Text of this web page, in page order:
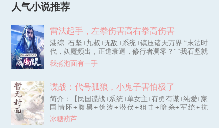
人气小说推荐
雷法起手，左拳伤害高右拳高伤害
港综+石坚+九叔+无敌+系统+镇压诸天万界 “末法时
代，妖魔频出，正道衰退，修行者凋零？” “我石坚就
是法！我石坚就是道！” “天灵灵，地灵灵，五雷真君
速显形。” “东方青木化雷精，震木之威破邪冥。” “南
影，锐雷利箭斩妖星。” “北方黑水聚雷劲，寒雷滚滚
荡鬼庭。” “中央厚土孕雷灵，镇雷稳岳护苍生。” “五
方五雷聚吾命，掌心凝聚神雷劲。” “五雷天师传吾
令，天地风火震雷听。” “赵马温康四帅行，闪电娘娘
助雷霆。” “诛恶惩奸不留情，背信之人遭雷刑。” “力
我煮泡面有一手
谍战：代号孤狼，小鬼子害怕极了
简介：【民国谍战+系统+单女主+有勇有谋+纯爱+家
国情怀+腹黑+伪装+潜伏+狙击+暗杀+军统+抗
日……】 主角林川穿越异世界，来到了1940年的龙
国上海，此刻正是全国抗日最激烈的时期，前线战场
冰糖葫芦